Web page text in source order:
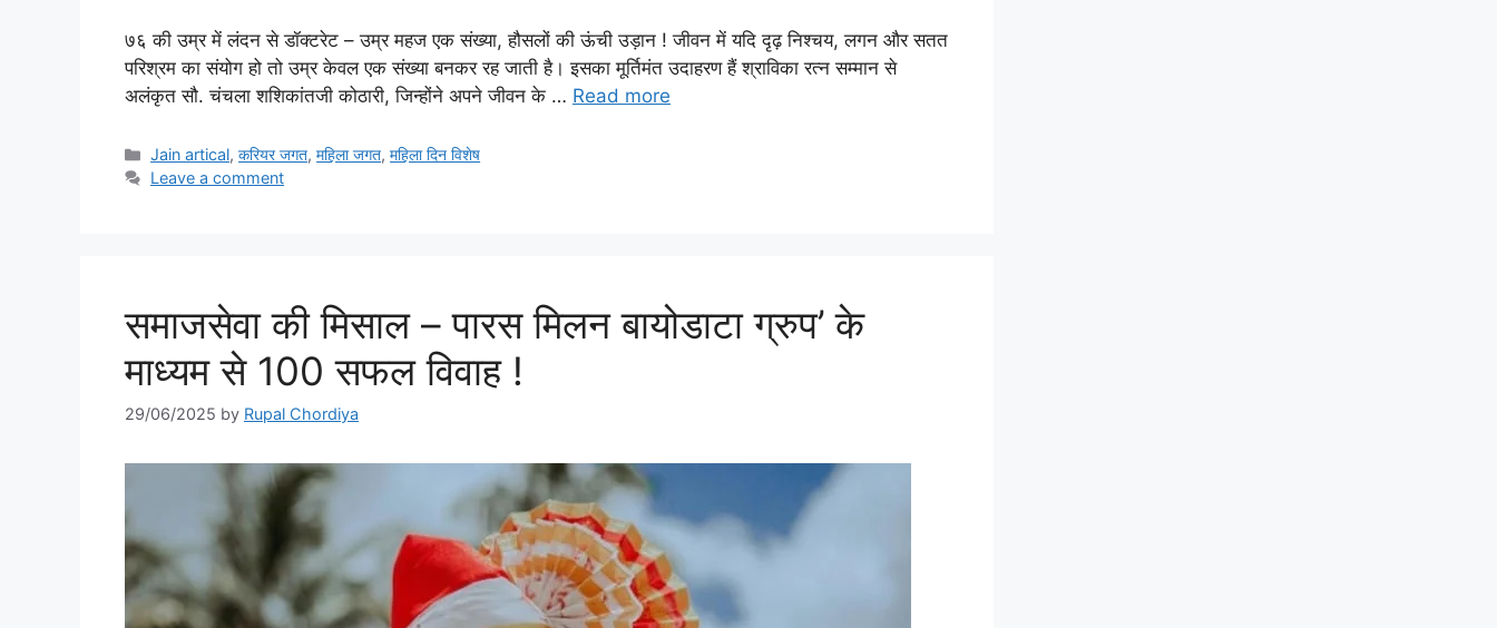
७६ की उम्र में लंदन से डॉक्टरेट – उम्र महज एक संख्या, हौसलों की ऊंची उड़ान ! जीवन में यदि दृढ़ निश्चय, लगन और सतत
परिश्रम का संयोग हो तो उम्र केवल एक संख्या बनकर रह जाती है। इसका मूर्तिमंत उदाहरण हैं श्राविका रत्न सम्मान से
अलंकृत सौ. चंचला शशिकांतजी कोठारी, जिन्होंने अपने जीवन के … Read more
Categories
Jain artical,करियर जगत,महिला जगत,महिला दिन विशेष
Leave a comment
समाजसेवा की मिसाल – पारस मिलन बायोडाटा ग्रुप’ के
माध्यम से 100 सफल विवाह !
29/06/2025 by Rupal Chordiya